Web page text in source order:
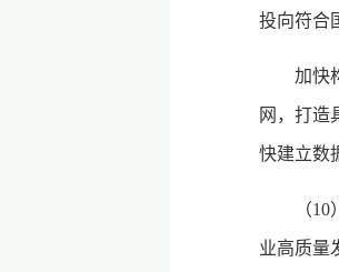
投向符合
加快
网，打造
快建立数
（
业高质量